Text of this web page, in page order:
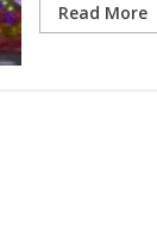
Read More